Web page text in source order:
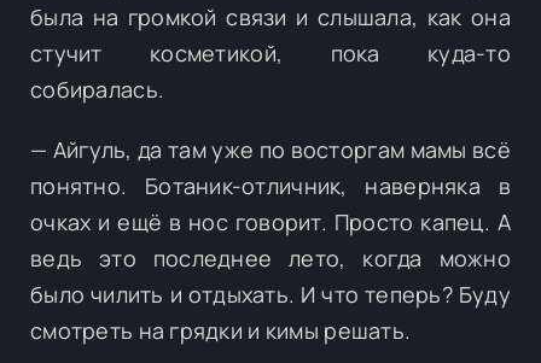
была на громкой связи и слышала, как она
стучит косметикой, пока куда-то
собиралась.
— Айгуль, да там уже по восторгам мамы всё
понятно. Ботаник-отличник, наверняка в
очках и ещё в нос говорит. Просто капец. А
ведь это последнее лето, когда можно
было чилить и отдыхать. И что теперь? Буду
смотреть на грядки и кимы решать.